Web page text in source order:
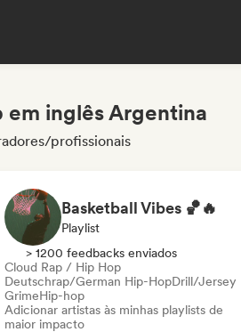
inglês Argentina
profissionais
Basketball Vibes 🏀🔥
Playlist
> 1200 feedbacks enviados
Cloud Rap / Hip Hop
Deutschrap/German Hip-HopDrill/Jersey
GrimeHip-hop
Adicionar artistas às minhas playlists de
maior impacto